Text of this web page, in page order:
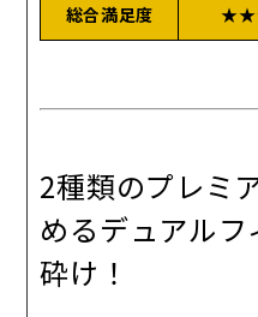
総合満足度
2種類のプレミ
めるデュアル
砕け！